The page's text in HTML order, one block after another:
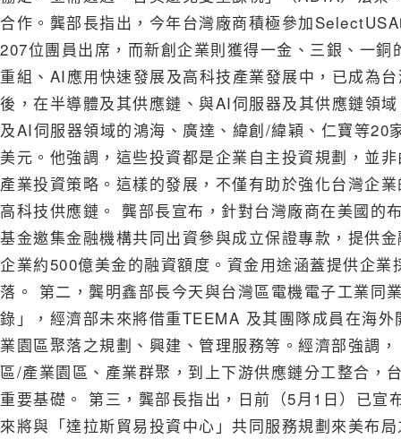
合作。龔部長指出，今年台灣廠商積極參加
207位團員出席，而新創企業則獲得一金、三銀、一
重組、AI應用快速發展及高科技產業發展中，已成為
後，在半導體及其供應鏈、與AI伺服器及其供應鏈領
及AI伺服器領域的鴻海、廣達、緯創/緯穎、仁寶等
美元。他強調，這些投資都是企業自主投資規劃，並
產業投資策略。這樣的發展，不僅有助於強化台灣企
高科技供應鏈。 龔部長宣布，針對台灣廠商在美國的
基金邀集金融機構共同出資參與成立保證專款，提供
企業約500億美金的融資額度。資金用途涵蓋提供企
落。 第二，龔明鑫部長今天與台灣區電機電子工業同
錄」，經濟部未來將借重TEEMA 及其團隊成員在海
業園區聚落之規劃、興建、管理服務等。經濟部強調
區/產業園區、產業群聚，到上下游供應鏈分工整合，
重要基礎。 第三，龔部長指出，日前（5月1日）已
來將與「達拉斯貿易投資中心」共同服務規劃來美布